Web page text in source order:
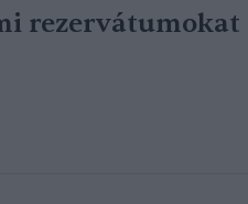
rezervátumokat